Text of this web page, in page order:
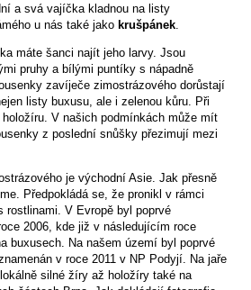
a svá vajíčka kladnou na listy
u nás také jako krušpánek.
máte šanci najít jeho larvy. Jsou
pruhy a bílými puntíky s nápadně
zavíječe zimostrázového dorůstají
listy buxusu, ale i zelenou kůru. Při
V našich podmínkách může mít
z poslední snůšky přezimují mezi
je východní Asie. Jak přesně
Předpokládá se, že pronikl v rámci
rostlinami. V Evropě byl poprvé
2006, kde již v následujícím roce
buxusech. Na našem území byl poprvé
v roce 2011 v NP Podyjí. Na jaře
silné žíry až holožíry také na